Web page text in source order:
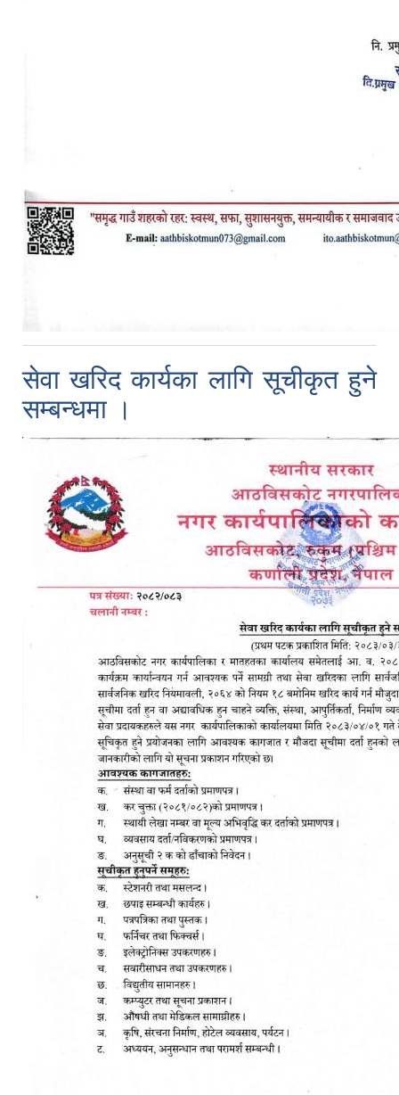
सेवा खरिद कार्यका लागि सूचीकृत हुने
सम्बन्धमा ।